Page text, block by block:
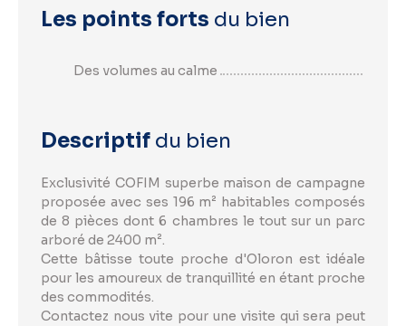
Les points forts du bien
Des volumes au calme
Descriptif du bien
Exclusivité COFIM superbe maison de campagne
proposée avec ses 196 m² habitables composés
de 8 pièces dont 6 chambres le tout sur un parc
arboré de 2400 m².
Cette bâtisse toute proche d'Oloron est idéale
pour les amoureux de tranquillité en étant proche
des commodités.
Contactez nous vite pour une visite qui sera peut